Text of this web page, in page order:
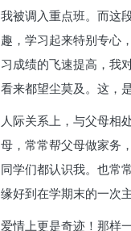
我被调入重点班。而这
趣，学习起来特别专心
习成绩的飞速提高，我
看来都望尘莫及。这，
人际关系上，与父母相
母，常常帮父母做家务
同学们都认识我。也常
缘好到在学期末的一次
爱情上更是奇迹！那样